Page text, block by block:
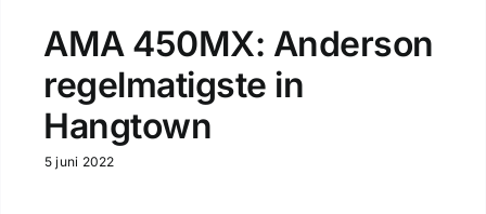
AMA 450MX: Anderson
regelmatigste in
Hangtown
5 juni 2022